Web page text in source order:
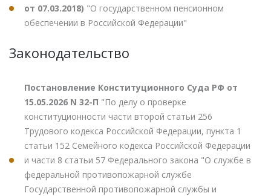
от 07.03.2018) "О государственном пенсионном
обеспечении в Российской Федерации"
Законодательство
Постановление Конституционного Суда РФ от
15.05.2026 N 32-П "По делу о проверке
конституционности части второй статьи 256
Трудового кодекса Российской Федерации, пункта 1
статьи 152 Семейного кодекса Российской Федерации
и части 8 статьи 57 Федерального закона "О службе в
федеральной противопожарной службе
Государственной противопожарной службы и